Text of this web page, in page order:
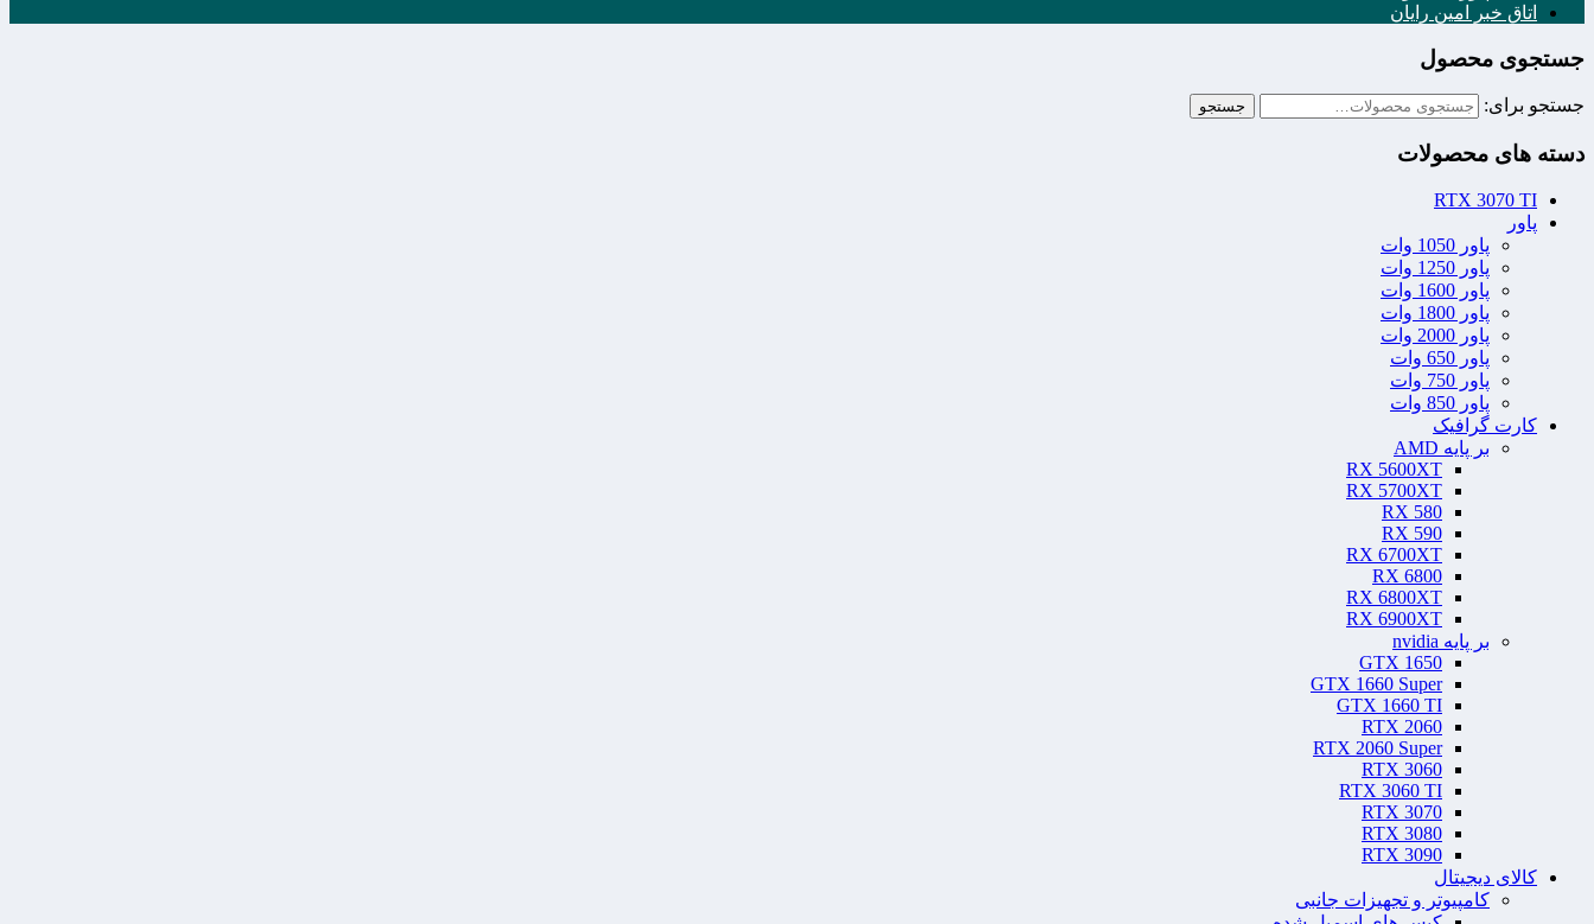
اتاق خبر امین رایان
جستجوی محصول
جستجو برای: جستجو
دسته های محصولات
RTX 3070 TI
پاور
پاور 1050 وات
پاور 1250 وات
پاور 1600 وات
پاور 1800 وات
پاور 2000 وات
پاور 650 وات
پاور 750 وات
پاور 850 وات
کارت گرافیک
بر پایه AMD
RX 5600XT
RX 5700XT
RX 580
RX 590
RX 6700XT
RX 6800
RX 6800XT
RX 6900XT
بر پایه nvidia
GTX 1650
GTX 1660 Super
GTX 1660 TI
RTX 2060
RTX 2060 Super
RTX 3060
RTX 3060 TI
RTX 3070
RTX 3080
RTX 3090
کالای دیجیتال
کامپیوتر و تجهیزات جانبی